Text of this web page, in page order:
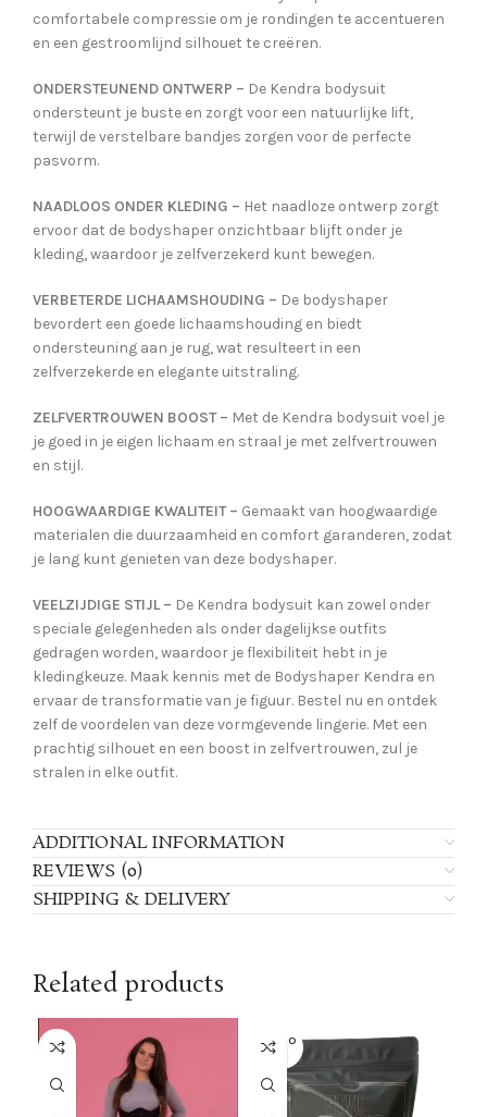
comfortabele compressie om je rondingen te accentueren
en een gestroomlijnd silhouet te creëren.
ONDERSTEUNEND ONTWERP – De Kendra bodysuit
ondersteunt je buste en zorgt voor een natuurlijke lift,
terwijl de verstelbare bandjes zorgen voor de perfecte
pasvorm.
NAADLOOS ONDER KLEDING – Het naadloze ontwerp zorgt
ervoor dat de bodyshaper onzichtbaar blijft onder je
kleding, waardoor je zelfverzekerd kunt bewegen.
VERBETERDE LICHAAMSHOUDING – De bodyshaper
bevordert een goede lichaamshouding en biedt
ondersteuning aan je rug, wat resulteert in een
zelfverzekerde en elegante uitstraling.
ZELFVERTROUWEN BOOST – Met de Kendra bodysuit voel je
je goed in je eigen lichaam en straal je met zelfvertrouwen
en stijl.
HOOGWAARDIGE KWALITEIT – Gemaakt van hoogwaardige
materialen die duurzaamheid en comfort garanderen, zodat
je lang kunt genieten van deze bodyshaper.
VEELZIJDIGE STIJL – De Kendra bodysuit kan zowel onder
speciale gelegenheden als onder dagelijkse outfits
gedragen worden, waardoor je flexibiliteit hebt in je
kledingkeuze. Maak kennis met de Bodyshaper Kendra en
ervaar de transformatie van je figuur. Bestel nu en ontdek
zelf de voordelen van deze vormgevende lingerie. Met een
prachtig silhouet en een boost in zelfvertrouwen, zul je
stralen in elke outfit.
ADDITIONAL INFORMATION
REVIEWS (0)
SHIPPING & DELIVERY
Related products
SOLD O
UT